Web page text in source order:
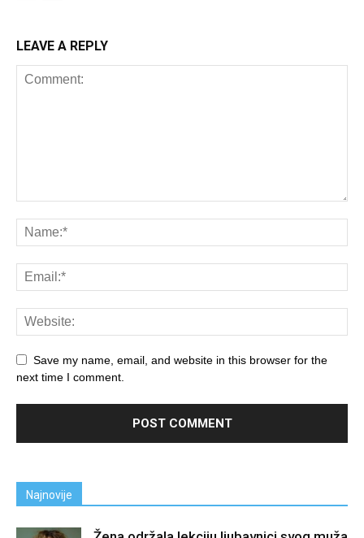
LEAVE A REPLY
Save my name, email, and website in this browser for the
next time I comment.
Najnovije